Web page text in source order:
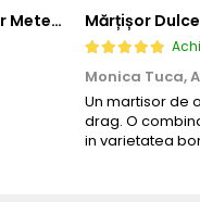
Bomboane Bucuria fara zahar Meteorit SANA 1/250 gr
Monica Tuca,
Un martisor de
drag. O
in varietatea